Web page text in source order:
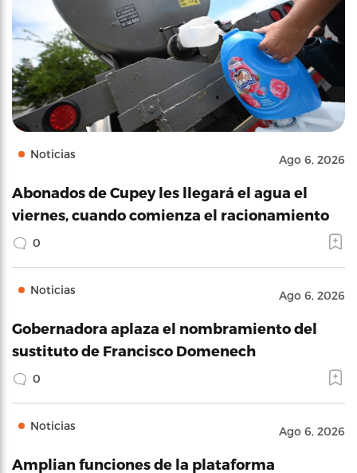
Noticias Ago 6, 2026
Abonados de Cupey les llegará el agua el
viernes, cuando comienza el racionamiento
0
Noticias Ago 6, 2026
Gobernadora aplaza el nombramiento del
sustituto de Francisco Domenech
0
Noticias Ago 6, 2026
Amplian funciones de la plataforma